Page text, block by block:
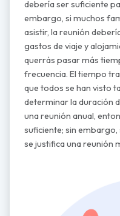
debería ser suficiente
embargo, si muchos
asistir, la reunión
gastos de viaje y
querrás pasar más
frecuencia. El tiempo
que todos se han visto
determinar la duración
una reunión anual,
suficiente; sin embargo,
se justifica una reunión